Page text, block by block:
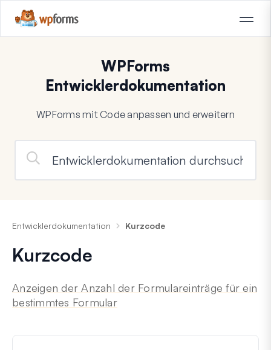
WPForms
Entwicklerdokumentation
WPForms mit Code anpassen und erweitern
Entwicklerdokumentation Kurzcode
Kurzcode
Anzeigen der Anzahl der Formulareinträge für ein
bestimmtes Formular